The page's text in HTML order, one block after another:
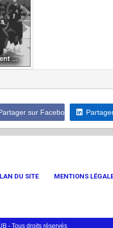
sur Facebook
DU SITE MENTIONS
- Tous droits réservés